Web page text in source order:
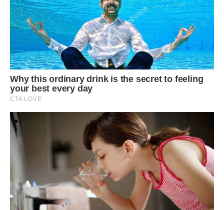
Всі нюанси і секрети приготування, можна подивитися у
відеоролику
Передрук без посилання на ibilingua заборонений!
Фото ілюстративне, з вільних джерел